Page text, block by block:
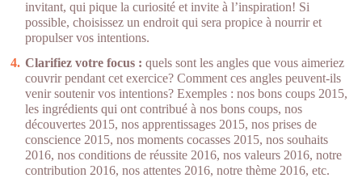
invitant, qui pique la curiosité et invite à l’inspiration! Si
possible, choisissez un endroit qui sera propice à nourrir et
propulser vos intentions.
Clarifiez votre focus : quels sont les angles que vous aimeriez
couvrir pendant cet exercice? Comment ces angles peuvent-ils
venir soutenir vos intentions? Exemples : nos bons coups 2015,
les ingrédients qui ont contribué à nos bons coups, nos
découvertes 2015, nos apprentissages 2015, nos prises de
conscience 2015, nos moments cocasses 2015, nos souhaits
2016, nos conditions de réussite 2016, nos valeurs 2016, notre
contribution 2016, nos attentes 2016, notre thème 2016, etc.